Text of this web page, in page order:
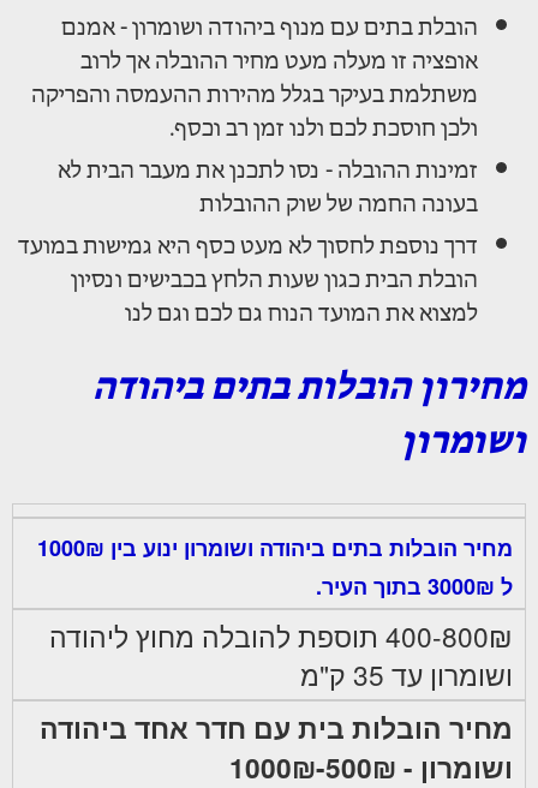
הובלת בתים עם מנוף ביהודה ושומרון - אמנם
אופציה זו מעלה מעט מחיר ההובלה אך לרוב
משתלמת בעיקר בגלל מהירות ההעמסה והפריקה
ולכן חוסכת לכם ולנו זמן רב וכסף.
זמינות ההובלה - נסו לתכנן את מעבר הבית לא
בעונה החמה של שוק ההובלות
דרך נוספת לחסוך לא מעט כסף היא גמישות במועד
הובלת הבית כגון שעות הלחץ בכבישים ונסיון
למצוא את המועד הנוח גם לכם וגם לנו
מחירון הובלות בתים ביהודה
ושומרון
מחיר הובלות בתים ביהודה ושומרון ינוע בין 1000₪
ל 3000₪ בתוך העיר.
400-800₪ תוספת להובלה מחוץ ליהודה
ושומרון עד 35 ק"מ
מחיר הובלות בית עם חדר אחד ביהודה
ושומרון - 500₪-1000₪